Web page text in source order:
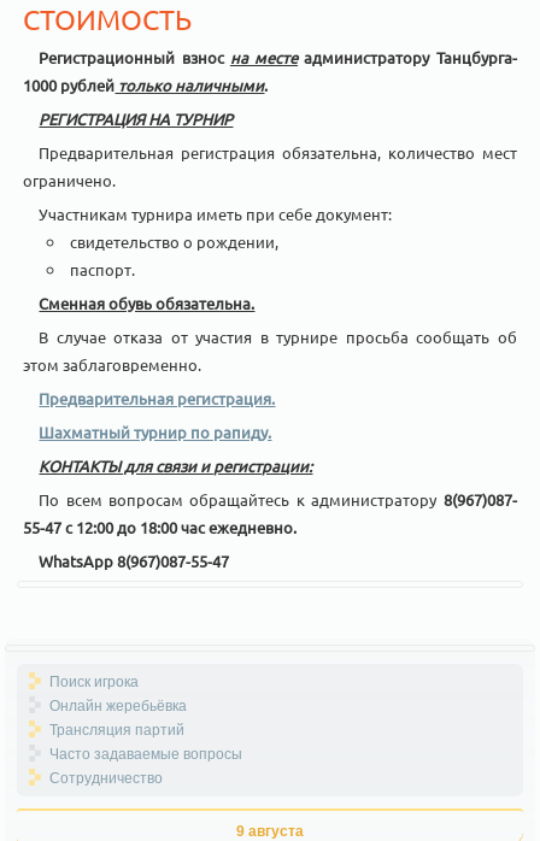
СТОИМОСТЬ
Регистрационный взнос на местеадминистратору Танцбурга-
1000 рублей только наличными.
РЕГИСТРАЦИЯ НА ТУРНИР
Предварительная регистрация обязательна, количество мест
ограничено.
Участникам турнира иметь при себе документ:
свидетельство о рождении,
паспорт.
Сменная обувь обязательна.
В случае отказа от участия в турнире просьба сообщать об
этом заблаговременно.
Предварительная регистрация.
Шахматный турнир по рапиду.
КОНТАКТЫ для связи и регистрации:
По всем вопросам обращайтесь к администратору 8(967)087-
55-47 с 12:00 до 18:00 час ежедневно.
WhatsApp 8(967)087-55-47
Поиск игрока
Онлайн жеребьёвка
Трансляция партий
Часто задаваемые вопросы
Сотрудничество
9 августа